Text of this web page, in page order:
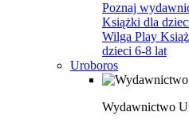
Poznaj
Książki dla
Wilga Play
dzieci 6-8 lat
Uroboros
Wydawnictwo